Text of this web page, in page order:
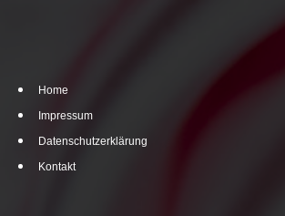
Home
Impressum
Datenschutzerklärung
Kontakt